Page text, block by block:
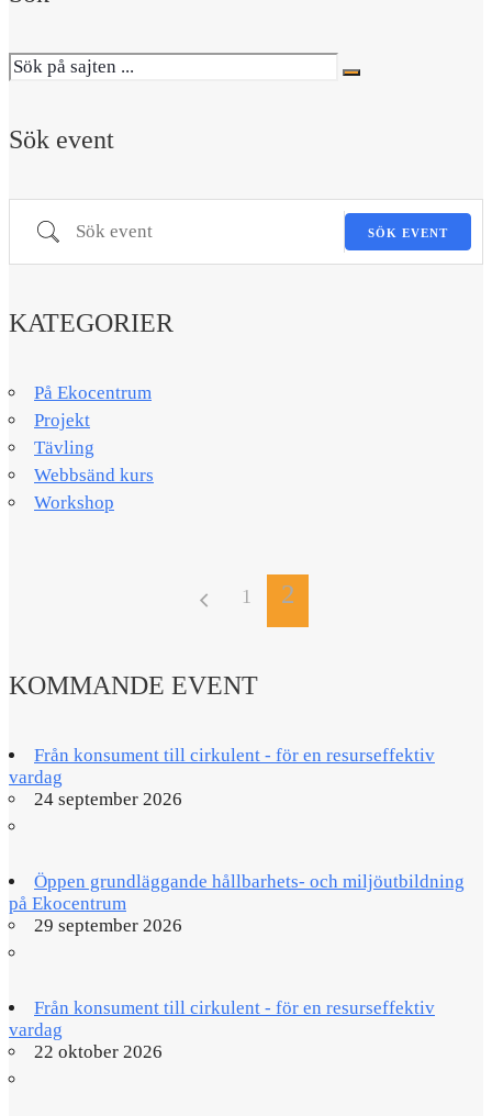
Sök event
Sök event
SÖK EVENT
KATEGORIER
På Ekocentrum
Projekt
Tävling
Webbsänd kurs
Workshop
1 2
KOMMANDE EVENT
Från konsument till cirkulent - för en resurseffektiv
vardag
24 september 2026
Öppen grundläggande hållbarhets- och miljöutbildning
på Ekocentrum
29 september 2026
Från konsument till cirkulent - för en resurseffektiv
vardag
22 oktober 2026